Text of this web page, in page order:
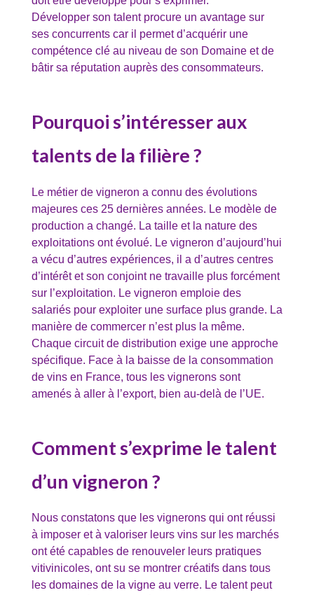
Développer son talent procure un avantage sur
ses concurrents car il permet d’acquérir une
compétence clé au niveau de son Domaine et de
bâtir sa réputation auprès des consommateurs.
Pourquoi s’intéresser aux
talents de la filière ?
Le métier de vigneron a connu des évolutions
majeures ces 25 dernières années. Le modèle de
production a changé. La taille et la nature des
exploitations ont évolué. Le vigneron d’aujourd’hui
a vécu d’autres expériences, il a d’autres centres
d’intérêt et son conjoint ne travaille plus forcément
sur l’exploitation. Le vigneron emploie des
salariés pour exploiter une surface plus grande. La
manière de commercer n’est plus la même.
Chaque circuit de distribution exige une approche
spécifique. Face à la baisse de la consommation
de vins en France, tous les vignerons sont
amenés à aller à l’export, bien au-delà de l’UE.
Comment s’exprime le talent
d’un vigneron ?
Nous constatons que les vignerons qui ont réussi
à imposer et à valoriser leurs vins sur les marchés
ont été capables de renouveler leurs pratiques
vitivinicoles, ont su se montrer créatifs dans tous
les domaines de la vigne au verre. Le talent peut